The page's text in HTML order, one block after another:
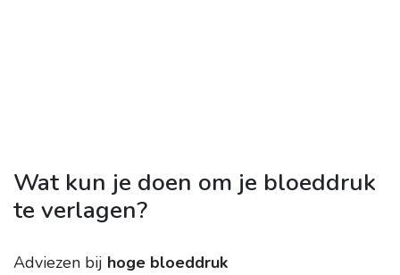
Wat kun je doen om je bloeddruk
te verlagen?
Adviezen bij hoge bloeddruk